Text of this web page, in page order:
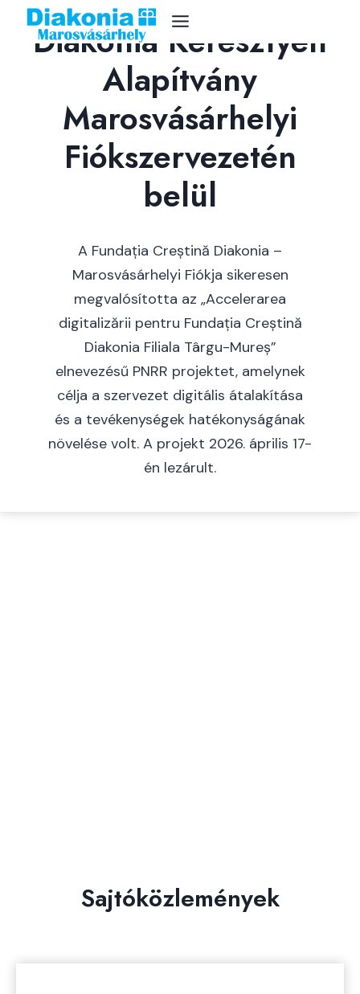
Skip
Diakonia Keresztyén
Alapítvány
Marosvásárhelyi
Fiókszervezetén
belül
A Fundația Creștină Diakonia –
Marosvásárhelyi Fiókja sikeresen
megvalósította az „Accelerarea
digitalizării pentru Fundația Creștină
Diakonia Filiala Târgu-Mureș”
elnevezésű PNRR projektet, amelynek
célja a szervezet digitális átalakítása
és a tevékenységek hatékonyságának
növelése volt. A projekt 2026. április 17-
én lezárult.
Sajtóközlemények